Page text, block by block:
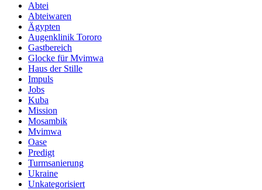
Abtei
Abteiwaren
Ägypten
Augenklinik Tororo
Gastbereich
Glocke für Mvimwa
Haus der Stille
Impuls
Jobs
Kuba
Mission
Mosambik
Mvimwa
Oase
Predigt
Turmsanierung
Ukraine
Unkategorisiert